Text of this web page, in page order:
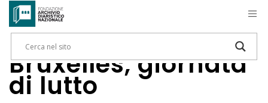
Bruxelles, giornata
di lutto